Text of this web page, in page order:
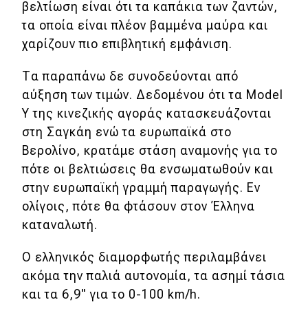
βελτίωση είναι ότι τα καπάκια των ζαντών,
τα οποία είναι πλέον βαμμένα μαύρα και
χαρίζουν πιο επιβλητική εμφάνιση.
Τα παραπάνω δε συνοδεύονται από
αύξηση των τιμών. Δεδομένου ότι τα Model
Y της κινεζικής αγοράς κατασκευάζονται
στη Σαγκάη ενώ τα ευρωπαϊκά στο
Βερολίνο, κρατάμε στάση αναμονής για το
πότε οι βελτιώσεις θα ενσωματωθούν και
στην ευρωπαϊκή γραμμή παραγωγής. Εν
ολίγοις, πότε θα φτάσουν στον Έλληνα
καταναλωτή.
O ελληνικός διαμορφωτής περιλαμβάνει
ακόμα την παλιά αυτονομία, τα ασημί τάσια
και τα 6,9" για το 0-100 km/h.